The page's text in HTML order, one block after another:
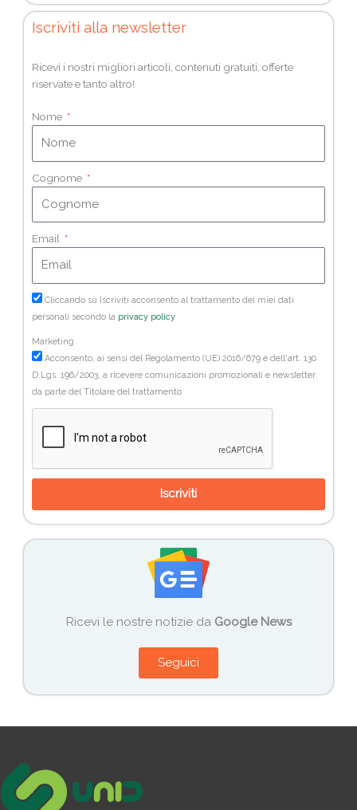
Iscriviti alla newsletter
Ricevi i nostri migliori articoli, contenuti gratuiti, offerte
riservate e tanto altro!
Nome
Cognome
Email
Cliccando su Iscriviti acconsento al trattamento dei miei dati
personali secondo la privacy policy
Marketing
Acconsento, ai sensi del Regolamento (UE) 2016/679 e dell'art. 130
D.Lgs. 196/2003, a ricevere comunicazioni promozionali e newsletter
da parte del Titolare del trattamento
Iscriviti
Ricevi le nostre notizie da Google News
Seguici